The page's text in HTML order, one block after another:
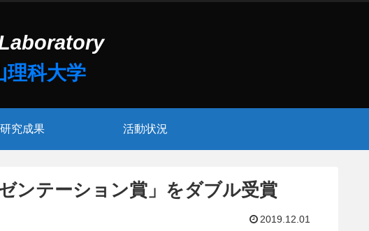
研究成果 活動状況
ンテーション賞」をダブル受賞
2019.12.01